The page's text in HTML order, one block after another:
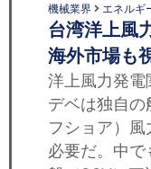
機械業界 エネルギ
台湾洋上風
海外市場も
洋上風力発電
デベは独自
フショア）
必要だ。中